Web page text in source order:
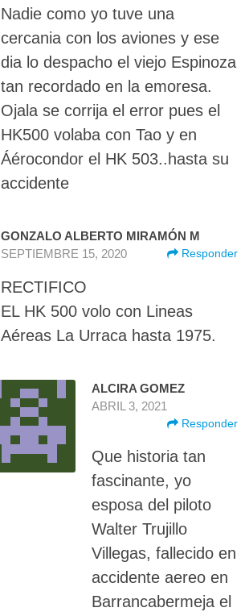
Nadie como yo tuve una
cercania con los aviones y ese
dia lo despacho el viejo Espinoza
tan recordado en la emoresa.
Ojala se corrija el error pues el
HK500 volaba con Tao y en
Áérocondor el HK 503..hasta su
accidente
GONZALO ALBERTO MIRAMÓN M
SEPTIEMBRE 15, 2020
Responder
RECTIFICO
EL HK 500 volo con Lineas
Aéreas La Urraca hasta 1975.
ALCIRA GOMEZ
ABRIL 3, 2021
Responder
Que historia tan
fascinante, yo
esposa del piloto
Walter Trujillo
Villegas, fallecido en
accidente aereo en
Barrancabermeja el